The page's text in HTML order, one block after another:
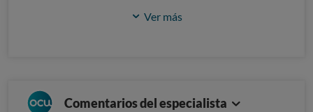
Ver más
Comentarios del especialista